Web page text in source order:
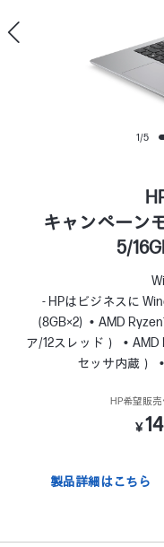
1/5
キャンペーン
5/
- HPはビジネスに
(8GB×2)
AMD
ア/12スレッド）
AMD
セッサ内蔵）
HP希望販売
￥
製品詳細はこちら